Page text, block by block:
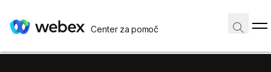
Center za pomoč